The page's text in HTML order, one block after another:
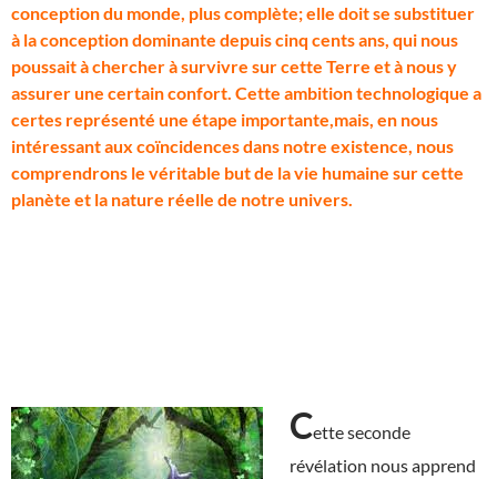
conception du monde, plus complète; elle doit se substituer
à la conception dominante depuis cinq cents ans, qui nous
poussait à chercher à survivre sur cette Terre et à nous y
assurer une certain confort. Cette ambition technologique a
certes représenté une étape importante,mais, en nous
intéressant aux coïncidences dans notre existence, nous
comprendrons le véritable but de la vie humaine sur cette
planète et la nature réelle de notre univers.
Cette seconde
révélation nous apprend